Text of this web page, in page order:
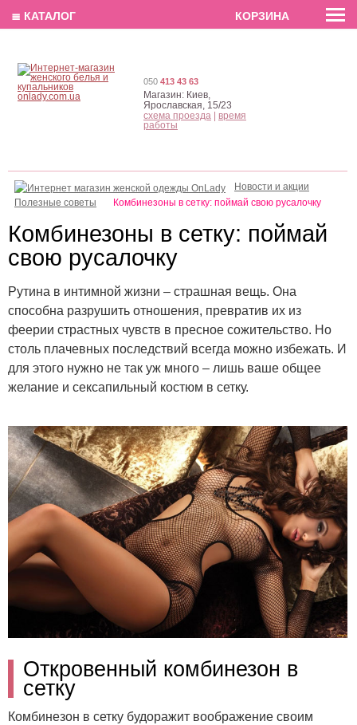
EN РУС
Комбинезоны в сетку: поймай
свою русалочку
Рутина в интимной жизни – страшная вещь. Она
способна разрушить отношения, превратив их из
феерии страстных чувств в пресное сожительство. Но
столь плачевных последствий всегда можно избежать. И
для этого нужно не так уж много – лишь ваше общее
желание и сексапильный костюм в сетку.
Откровенный комбинезон в
сетку
Комбинезон в сетку будоражит воображение своим
Новости и акции
Полезные советы
Комбинезоны в сетку: поймай свою русалочку
050 413 43 63
Магазин: Киев,
Ярославская, 15/23
схема проезда
время
работы
≣ КАТАЛОГ КОРЗИНА